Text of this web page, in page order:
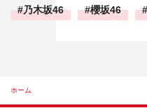
乃木坂46 櫻坂46
ホーム